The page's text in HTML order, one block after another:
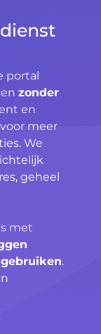
portal
zonder
en
meer
We
geheel
met
.